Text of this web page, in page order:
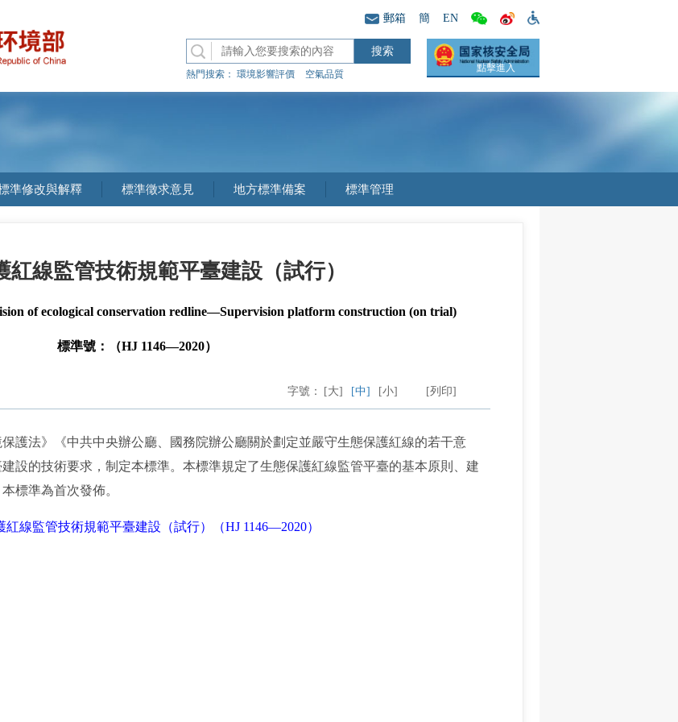
郵箱 簡 EN
熱門搜索： 環境影響評價 空氣品質
點擊進入
準修改與解釋 標準徵求意見 地方標準備案 標準管理
紅線監管技術規範平臺建設（試行）
of ecological conservation redline—Supervision platform construction (on trial)
標準號：（HJ 1146—2020）
[列印]
字號： [大] [中] [小]
法》《中共中央辦公廳、國務院辦公廳關於劃定並嚴守生態保護紅線的若干意
設的技術要求，制定本標準。本標準規定了生態保護紅線監管平臺的基本原則、建
標準為首次發佈。
紅線監管技術規範平臺建設（試行）（HJ 1146—2020）